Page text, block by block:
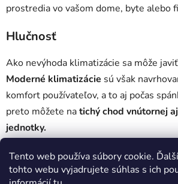
Tento web používa súbory cookie.
tohto webu vyjadrujete súhlas s ich
prostredia vo vašom dome, byte alebo
Hlučnosť
Ako nevýhoda klimatizácie sa môže
Moderné klimatizácie sú však
komfort používateľov, a to aj počas
preto môžete natichý chod vnútornej
jednotky.